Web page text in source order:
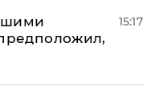
15:17